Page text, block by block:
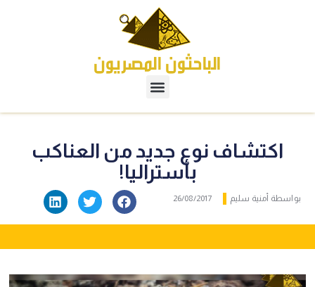
اكتشاف نوع جديد من العناكب
بأستراليا!
بواسطة أمنية سليم 26/08/2017